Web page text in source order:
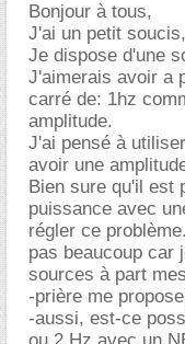
Bonjour à tous,
J'ai un petit soucis,
Je dispose d'une
J'aimerais avoir a
carré de: 1hz
amplitude.
J'ai pensé à
avoir une
Bien sure qu'il est
puissance avec
régler ce
pas beaucoup car
sources à part
-prière me
-aussi, est-ce